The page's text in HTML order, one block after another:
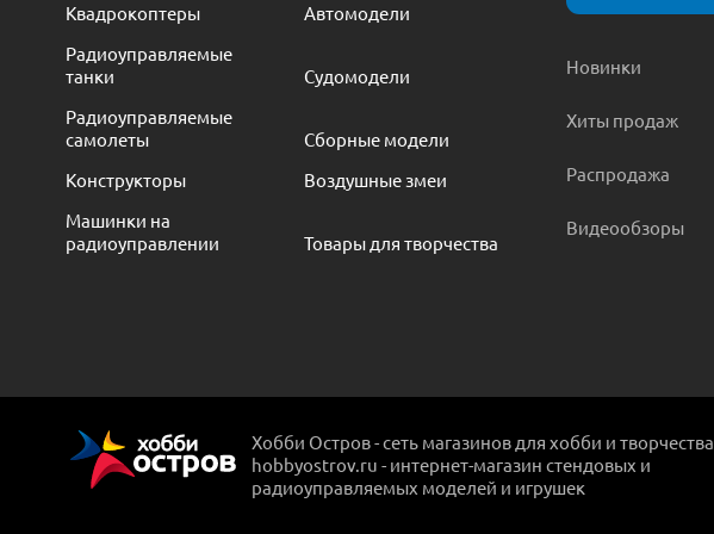
Квадрокоптеры
Автомодели
Радиоуправляемые
танки
Судомодели
Радиоуправляемые
самолеты
Сборные модели
Конструкторы
Воздушные змеи
Машинки на
радиоуправлении
Товары для творчества
Новинки
Хиты продаж
Распродажа
Видеообзоры
Хобби Остров - сеть магазинов для хобби и творчества
hobbyostrov.ru - интернет-магазин стендовых и
радиоуправляемых моделей и игрушек